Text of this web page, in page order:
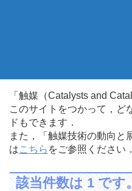
「触媒（Catalysts and
このサイトをつかって，ど
ドもできます．
また，「触媒技術の動向と
はこちら をご参照ください．
該当件数は 1 です